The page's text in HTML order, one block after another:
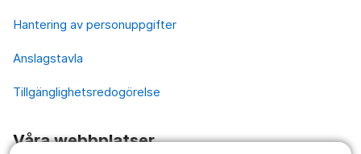
Hantering av personuppgifter
Anslagstavla
Tillgänglighetsredogörelse
Våra webbplatser